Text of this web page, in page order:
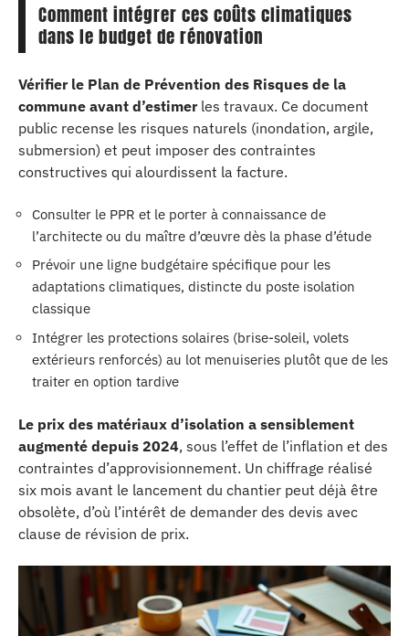
Comment intégrer ces coûts climatiques
dans le budget de rénovation
Vérifier le Plan de Prévention des Risques de la
commune avant d’estimerles travaux. Ce document
public recense les risques naturels (inondation, argile,
submersion) et peut imposer des contraintes
constructives qui alourdissent la facture.
Consulter le PPR et le porter à connaissance de
l’architecte ou du maître d’œuvre dès la phase d’étude
Prévoir une ligne budgétaire spécifique pour les
adaptations climatiques, distincte du poste isolation
classique
Intégrer les protections solaires (brise-soleil, volets
extérieurs renforcés) au lot menuiseries plutôt que de les
traiter en option tardive
Le prix des matériaux d’isolation a sensiblement
augmenté depuis 2024, sous l’effet de l’inflation et des
contraintes d’approvisionnement. Un chiffrage réalisé
six mois avant le lancement du chantier peut déjà être
obsolète, d’où l’intérêt de demander des devis avec
clause de révision de prix.